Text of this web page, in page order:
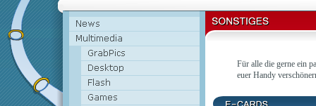
Für alle die gerne ein
euer Handy